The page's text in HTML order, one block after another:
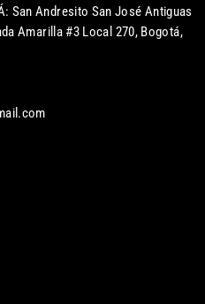
San Andresito San José Antiguas
Amarilla #3 Local 270, Bogotá,